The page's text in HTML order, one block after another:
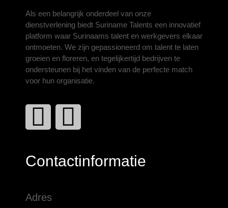
Als een belangrijk onderdeel van onze
dienstverlening biedt Suriname Talents een innovatief
platform waar Surinaams talent en werkgevers elkaar
ontmoeten. We zijn gepassioneerd om talent te laten
groeien en floreren, en tegelijkertijd bedrijven te
ondersteunen bij het vinden van de perfecte match
voor hun organisatie.
Contactinformatie
Adres